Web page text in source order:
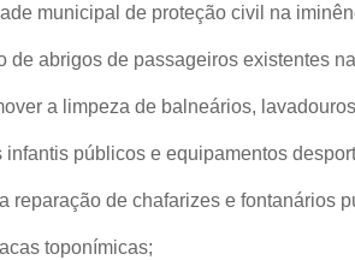
municipal de proteção civil na
de abrigos de passageiros existentes
a limpeza de balneários,
infantis públicos e equipamentos
reparação de chafarizes e fontanários
toponímicas;